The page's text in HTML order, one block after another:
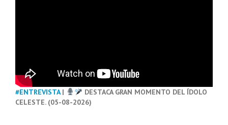
#ENTREVISTA|
DESTACA GRAN MOMENTO DEL ÍDOLO
CELESTE. (05-08-2026)